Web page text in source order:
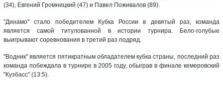
(34), Евгений Громницкий (47) и Павел Поживалов (89).
"Динамо" стало победителем Кубка России в девятый раз, команда
является самой титулованной в истории турнира. Бело-голубые
выигрывают соревнования в третий раз подряд.
"Водник" является пятикратным обладателем кубка страны, последний раз
команда побеждала в турнире в 2005 году, обыграв в финале кемеровский
"Кузбасс" (13:5).